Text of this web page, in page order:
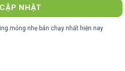
NHẬT
mỏng nhẹ bán chạy nhất hiện nay